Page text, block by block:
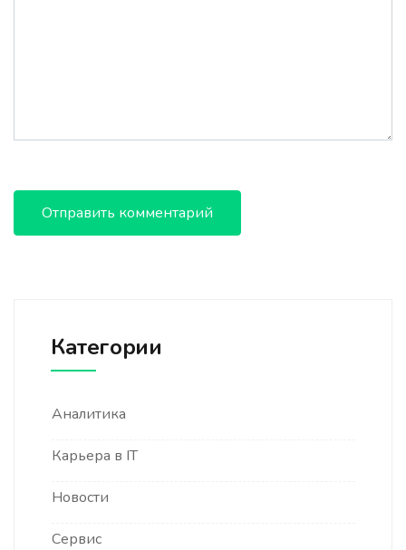
Категории
Аналитика
Карьера в IT
Новости
Сервис